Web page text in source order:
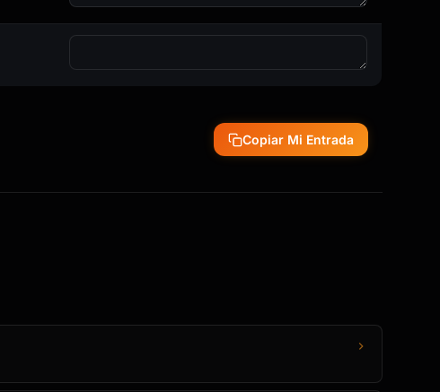
Copiar Mi Entrada